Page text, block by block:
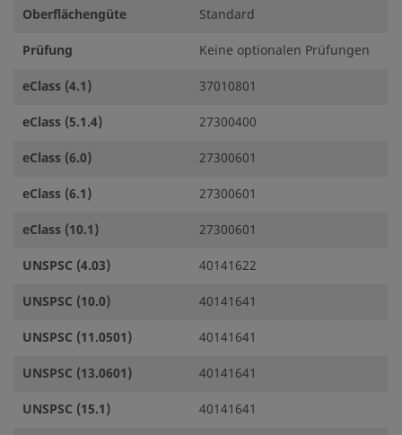
Oberflächengüte
Standard
Prüfung
Keine optionalen Prüfungen
eClass (4.1)
37010801
eClass (5.1.4)
27300400
eClass (6.0)
27300601
eClass (6.1)
27300601
eClass (10.1)
27300601
UNSPSC (4.03)
40141622
UNSPSC (10.0)
40141641
UNSPSC (11.0501)
40141641
UNSPSC (13.0601)
40141641
UNSPSC (15.1)
40141641